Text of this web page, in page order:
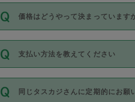
依頼1回につき3時間固定です。3
い。機能をご利用いただくには、
が必要です。なお、3時間を下回
価格はどうやって決まっています
11種類の価格帯の中からタスカ
タスカジさんの価格設定には最初
除々に設定可能な最高額が上がっ
支払い方法を教えてください
お支払方法はクレジットカード
Club）のみとなります。
同じタスカジさんに定期的にお願